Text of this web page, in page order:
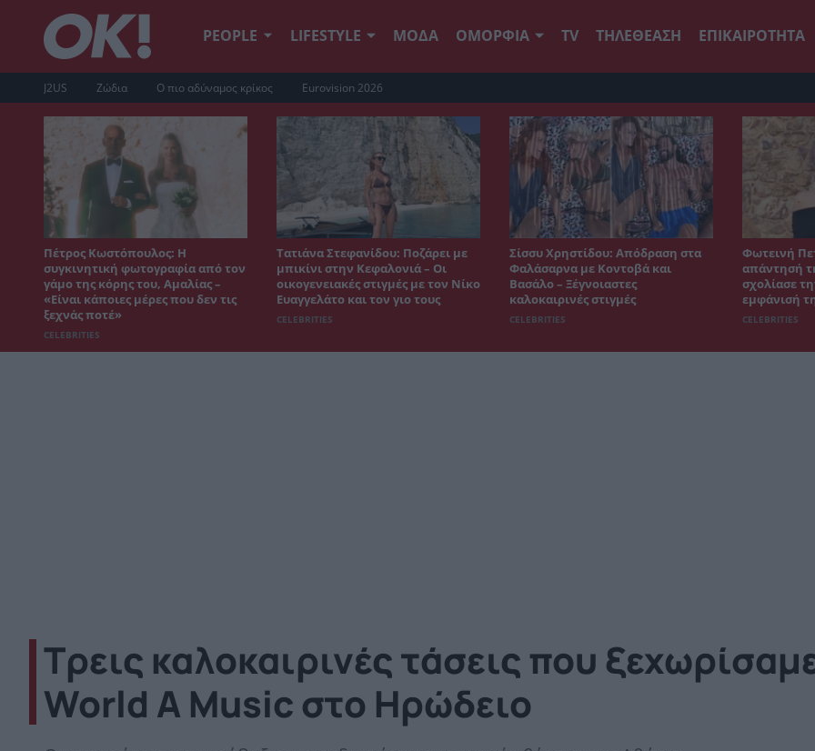
PEOPLE LIFESTYLE ΜΟΔΑ ΟΜΟΡΦΙΑ TV ΤΗΛΕΘΕΑΣΗ ΕΠΙΚΑΙΡΟΤΗΤΑ
J2US Ζώδια Ο πιο αδύναμος κρίκος Eurovision 2026
Πέτρος Κωστόπουλος: Η
συγκινητική φωτογραφία από τον
γάμο της κόρης του, Αμαλίας –
«Είναι κάποιες μέρες που δεν τις
ξεχνάς ποτέ»
CELEBRITIES
Τατιάνα Στεφανίδου: Ποζάρει με
μπικίνι στην Κεφαλονιά – Οι
οικογενειακές στιγμές με τον Νίκο
Ευαγγελάτο και τον γιο τους
CELEBRITIES
Σίσσυ Χρηστίδου: Απόδραση στα
Φαλάσαρνα με Κοντοβά και
Βασάλο – Ξέγνοιαστες
καλοκαιρινές στιγμές
CELEBRITIES
Φωτεινή
απάντησή
σχολίασε
εμφάνισή
CELEBRITIES
Τρεις καλοκαιρινές τάσεις που
World A Music στο Ηρώδειο